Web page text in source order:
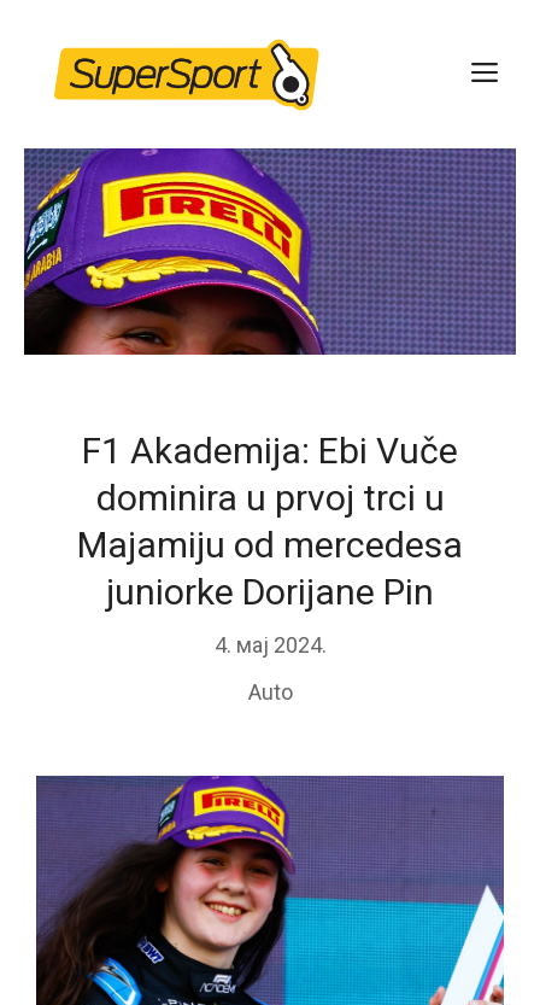
content
F1 Akademija: Ebi Vuče
dominira u prvoj trci u
Majamiju od mercedesa
juniorke Dorijane Pin
4. мај 2024.
Auto